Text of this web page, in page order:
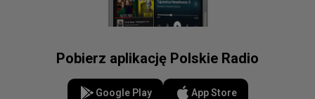
Pobierz aplikację Polskie Radio
Google Play App Store